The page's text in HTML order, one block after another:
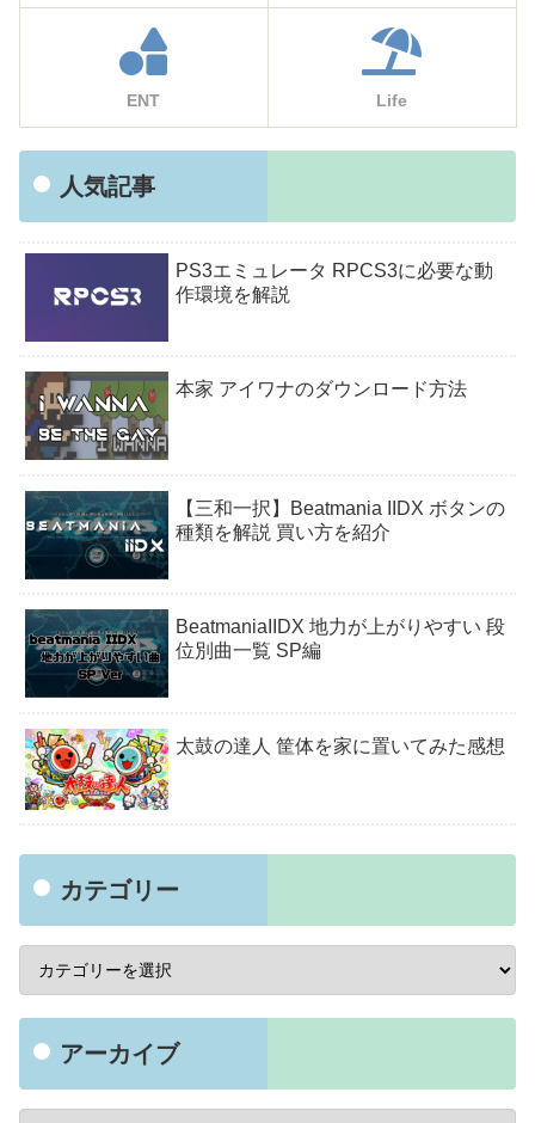
ENT Life
人気記事
PS3エミュレータ RPCS3に必要な動
作環境を解説
本家 アイワナのダウンロード方法
【三和一択】Beatmania IIDX ボタンの
種類を解説 買い方を紹介
BeatmaniaIIDX 地力が上がりやすい 段
位別曲一覧 SP編
太鼓の達人 筐体を家に置いてみた感想
カテゴリー
アーカイブ